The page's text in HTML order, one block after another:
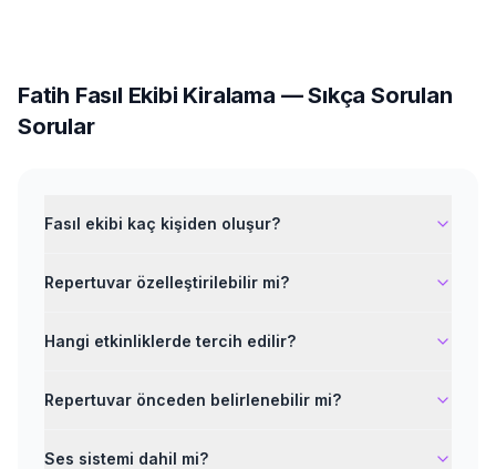
Fatih Fasıl Ekibi Kiralama — Sıkça Sorulan
Sorular
Fasıl ekibi kaç kişiden oluşur?
Repertuvar özelleştirilebilir mi?
Hangi etkinliklerde tercih edilir?
Repertuvar önceden belirlenebilir mi?
Ses sistemi dahil mi?